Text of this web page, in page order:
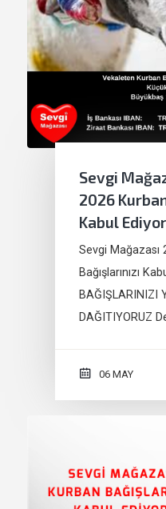
Sevgi
2026 Kurban
Kabul Ediyor
Sevgi Mağazası
Bağışlarınızı
BAĞIŞLARINIZI
DAĞITIYORUZ
06 MAY